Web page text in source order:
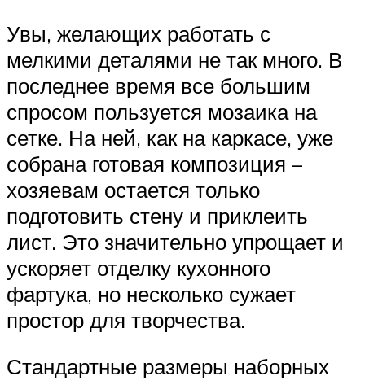
Увы, желающих работать с
мелкими деталями не так много. В
последнее время все большим
спросом пользуется мозаика на
сетке. На ней, как на каркасе, уже
собрана готовая композиция –
хозяевам остается только
подготовить стену и приклеить
лист. Это значительно упрощает и
ускоряет отделку кухонного
фартука, но несколько сужает
простор для творчества.
Стандартные размеры наборных